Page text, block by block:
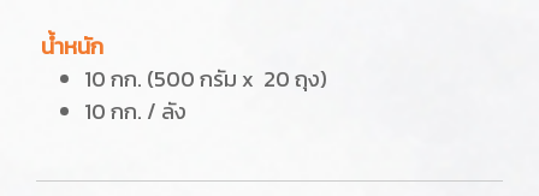
น้ำหนัก
10 กก. (500 กรัม x 20 ถุง)
10 กก. / ลัง